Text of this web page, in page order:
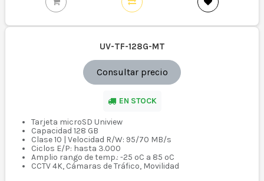
UV-TF-128G-MT
Consultar precio
EN STOCK
Tarjeta microSD Uniview
Capacidad 128 GB
Clase 10 | Velocidad R/W: 95/70 MB/s
Ciclos E/P: hasta 3.000
Amplio rango de temp.: -25 ºC a 85 ºC
CCTV 4K, Cámaras de Tráfico, Movilidad